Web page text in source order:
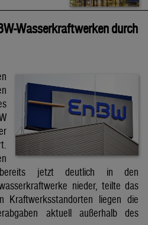
Wasserkraftwerken durch
jetzt deutlich in den
nieder, teilte das
Kraftwerksstandorten liegen die
aktuell außerhalb des